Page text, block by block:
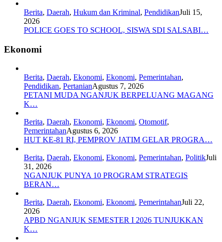
Berita, Daerah, Hukum dan Kriminal, PendidikanJuli 15,
2026
POLICE GOES TO SCHOOL, SISWA SDI SALSABI…
Ekonomi
Berita, Daerah, Ekonomi, Ekonomi, Pemerintahan,
Pendidikan, PertanianAgustus 7, 2026
PETANI MUDA NGANJUK BERPELUANG MAGANG
K…
Berita, Daerah, Ekonomi, Ekonomi, Otomotif,
PemerintahanAgustus 6, 2026
HUT KE-81 RI, PEMPROV JATIM GELAR PROGRA…
Berita, Daerah, Ekonomi, Ekonomi, Pemerintahan, PolitikJuli
31, 2026
NGANJUK PUNYA 10 PROGRAM STRATEGIS
BERAN…
Berita, Daerah, Ekonomi, Ekonomi, PemerintahanJuli 22,
2026
APBD NGANJUK SEMESTER I 2026 TUNJUKKAN
K…